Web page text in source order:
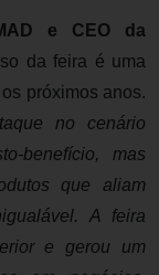
e CEO da
da feira é uma
próximos anos.
no cenário
benefício, mas
que aliam
A feira
e gerou um